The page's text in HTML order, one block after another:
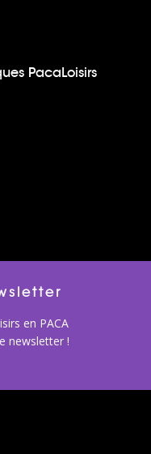
PacaLoisirs
en PACA
newsletter !